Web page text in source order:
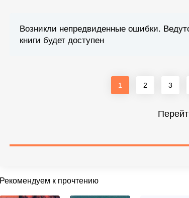
Возникли непредвиденные ошибки.
книги будет доступен
1 2 3
Рекомендуем к прочтению